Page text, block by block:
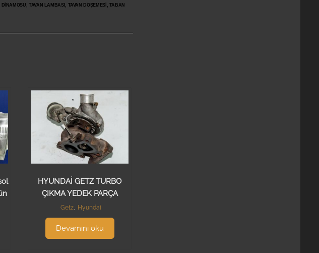
TAVAN LAMBASI, TAVAN DÖŞEMESİ, TABAN
HYUNDAİ GETZ TURBO
ÇIKMA YEDEK PARÇA
Getz, Hyundai
Devamını oku